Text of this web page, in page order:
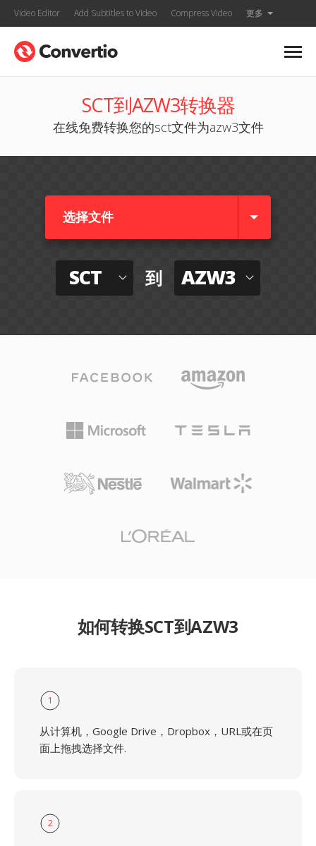
Video Editor Add Subtitles to Video Compress Video 更多
SCT到AZW3转换器
在线免费转换您的sct文件为azw3文件
选择文件
SCT 到 AZW3
如何转换SCT到AZW3
1
从计算机，Google Drive，Dropbox，URL或在页
面上拖拽选择文件.
2